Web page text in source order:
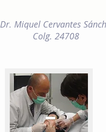
Dr. Miquel Cervantes
Colg. 24708